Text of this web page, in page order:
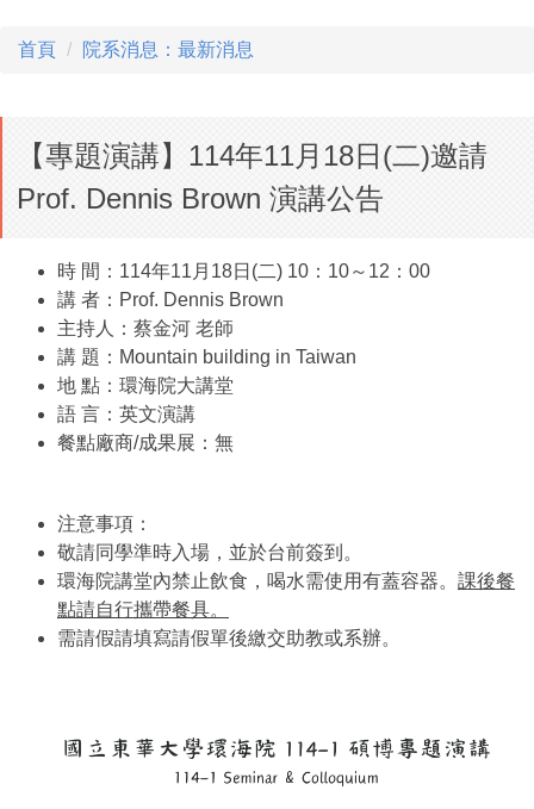
首頁 院系消息：最新消息
【專題演講】114年11月18日(二)邀請
Prof. Dennis Brown 演講公告
時 間：114年11月18日(二) 10：10～12：00
講 者：Prof. Dennis Brown
主持人：蔡金河 老師
講 題：Mountain building in Taiwan
地 點：環海院大講堂
語 言：英文演講
餐點廠商/成果展：無
注意事項：
敬請同學準時入場，並於台前簽到。
環海院講堂內禁止飲食，喝水需使用有蓋容器。 課後餐
點請自行攜帶餐具。
需請假請填寫請假單後繳交助教或系辦。